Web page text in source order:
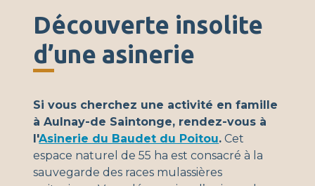
Découverte insolite
d’une asinerie
Si vous cherchez une activité en famille
à Aulnay-de Saintonge, rendez-vous à
l'Asinerie du Baudet du Poitou. Cet
espace naturel de 55 ha est consacré à la
sauvegarde des races mulassières